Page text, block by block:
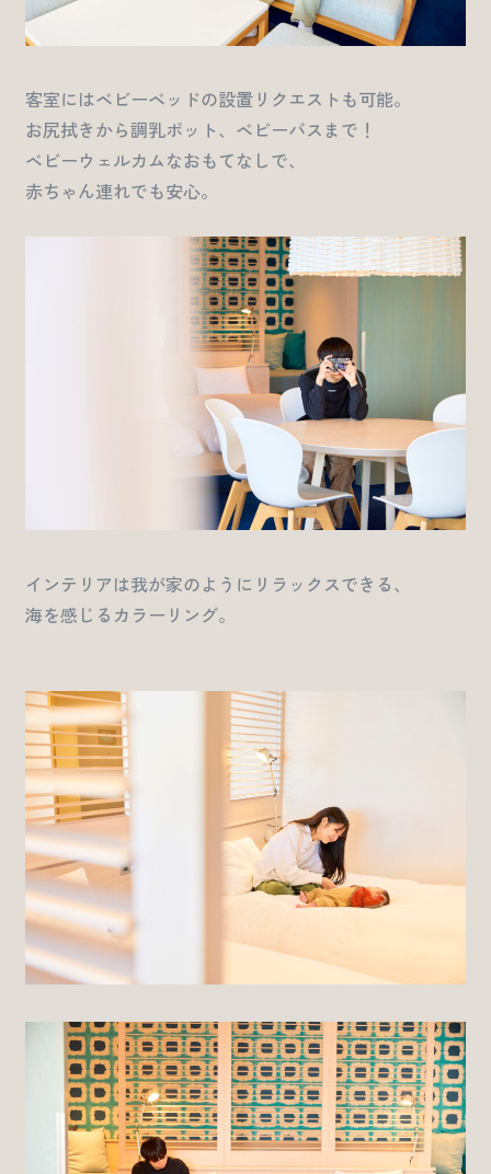
客室にはベビーベッドの設置リクエストも可能。
お尻拭きから調乳ポット、ベビーバスまで！
ベビーウェルカムなおもてなしで、
赤ちゃん連れでも安心。
インテリアは我が家のようにリラックスできる、
海を感じるカラーリング。